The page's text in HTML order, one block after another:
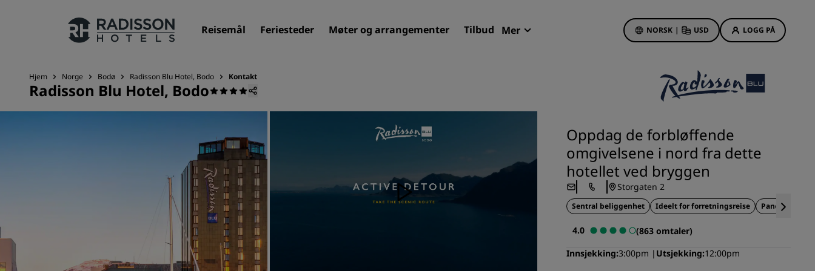
Reisemål Feriesteder Møter og arrangementer Tilbud Mer NORSK | USD LOGG PÅ
Merkevarene våre
Feriesteder
Flyplasshoteller
Nye og kommende hoteller
Hotelltilbud
Første gang er det ekstra
hyggelig
Deals of the Day
Bestill på forhånd
Se pakkene våre
Reiseideer
Hjem Norge Bodø Radisson Blu Hotel, Bodo Kontakt
Radisson Blu Hotel, Bodo
Oppdag de forbløffende
omgivelsene i nord fra dette
hotellet ved bryggen
Storgaten 2
Sentral beliggenhet Ideelt for forretningsreise
4.0
(863 omtaler)
Innsjekking 3:00pm Utsjekking 12:00pm